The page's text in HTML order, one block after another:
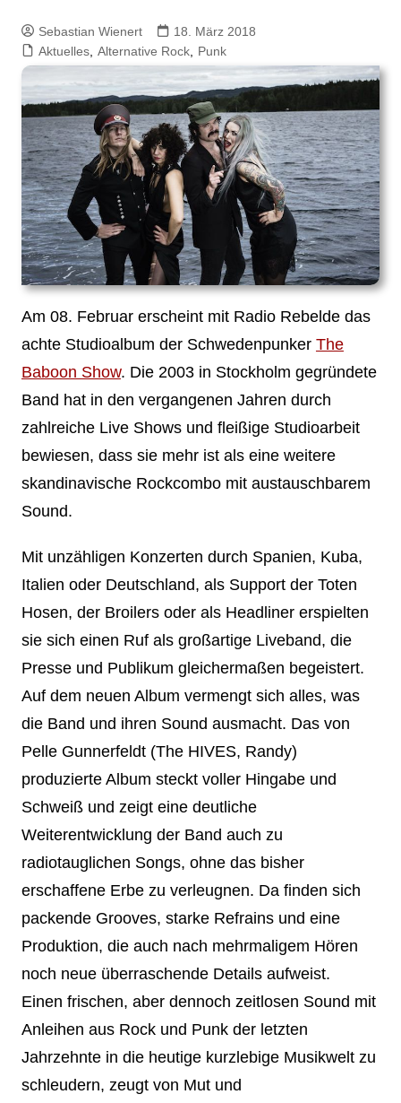
Sebastian Wienert
18. März 2018
Aktuelles, Alternative Rock, Punk
Am 08. Februar erscheint mit Radio Rebelde das
achte Studioalbum der Schwedenpunker The
Baboon Show. Die 2003 in Stockholm gegründete
Band hat in den vergangenen Jahren durch
zahlreiche Live Shows und fleißige Studioarbeit
bewiesen, dass sie mehr ist als eine weitere
skandinavische Rockcombo mit austauschbarem
Sound.
Mit unzähligen Konzerten durch Spanien, Kuba,
Italien oder Deutschland, als Support der Toten
Hosen, der Broilers oder als Headliner erspielten
sie sich einen Ruf als großartige Liveband, die
Presse und Publikum gleichermaßen begeistert.
Auf dem neuen Album vermengt sich alles, was
die Band und ihren Sound ausmacht. Das von
Pelle Gunnerfeldt (The HIVES, Randy)
produzierte Album steckt voller Hingabe und
Schweiß und zeigt eine deutliche
Weiterentwicklung der Band auch zu
radiotauglichen Songs, ohne das bisher
erschaffene Erbe zu verleugnen. Da finden sich
packende Grooves, starke Refrains und eine
Produktion, die auch nach mehrmaligem Hören
noch neue überraschende Details aufweist.
Einen frischen, aber dennoch zeitlosen Sound mit
Anleihen aus Rock und Punk der letzten
Jahrzehnte in die heutige kurzlebige Musikwelt zu
schleudern, zeugt von Mut und